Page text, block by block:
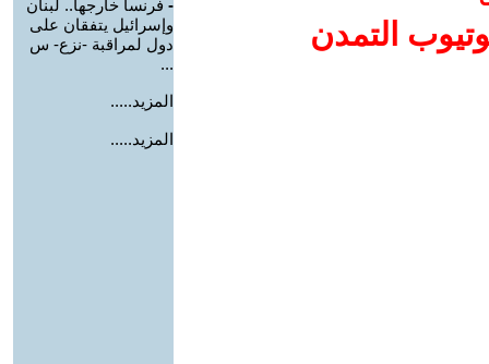
التمدن
- فرنسا خارجها.. لبنان
وإسرائيل يتفقان على
دول لمراقبة -نزع- س
...
المزيد.....
المزيد.....